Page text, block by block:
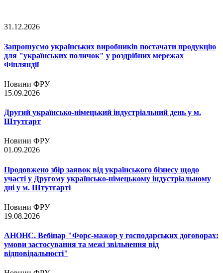
31.12.2026
Запрошуємо українських виробників постачати продукцію
для "українських поличок" у роздрібних мережах
Фінляндії
Новини ФРУ
15.09.2026
Другий українсько-німецький індустріальний день у м.
Штутгарт
Новини ФРУ
01.09.2026
Продовжено збір заявок від українського бізнесу щодо
участі у Другому українсько-німецькому індустріальному
дні у м. Штутгарті
Новини ФРУ
19.08.2026
АНОНС. Вебінар "Форс-мажор у господарських договорах:
умови застосування та межі звільнення від
відповідальності"